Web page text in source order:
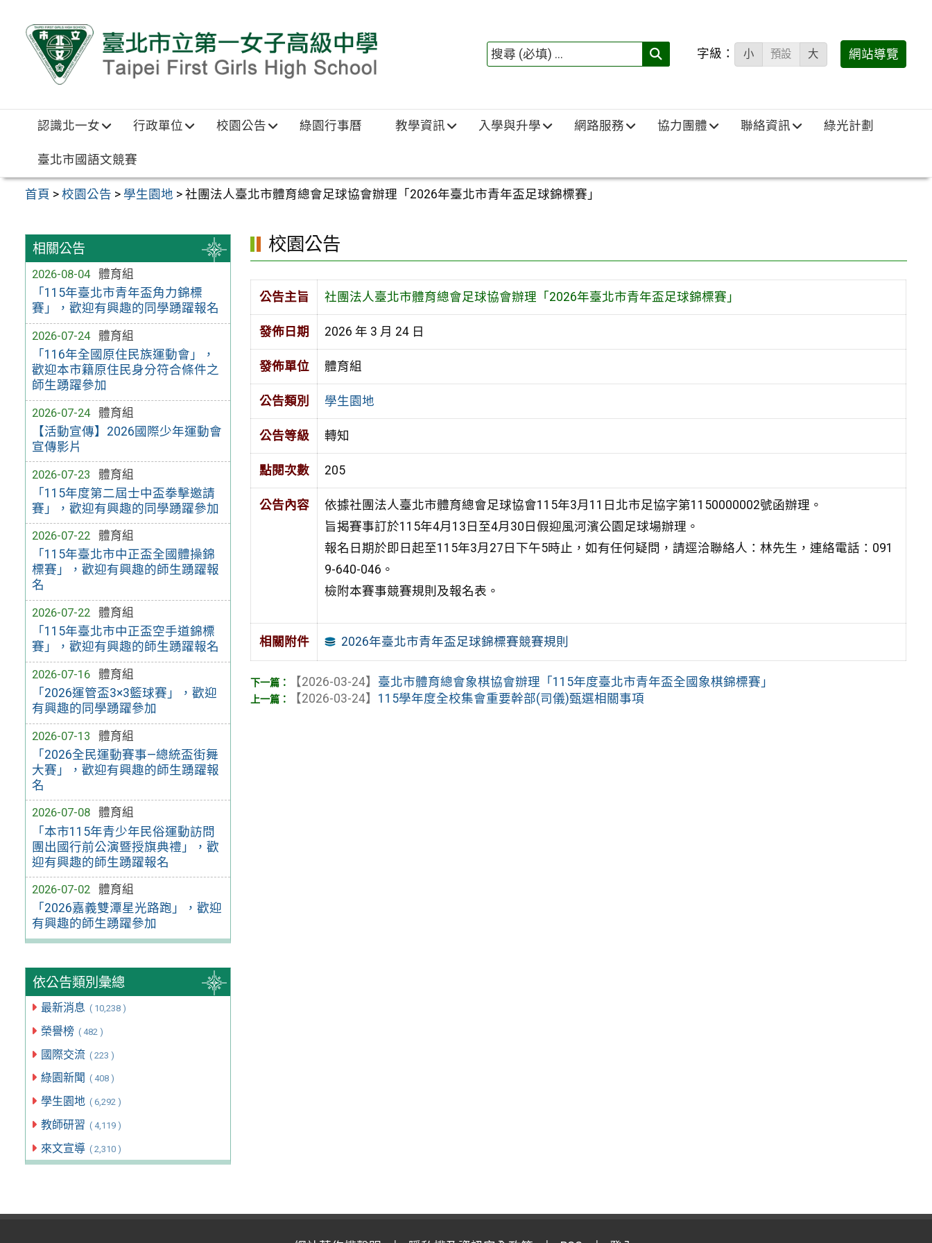
搜
填)：
字級： 小 預設 大 網站導覽
認識北一女 行政單位 校園公告 綠園行事曆 教學資訊 入學與升學 網路服務 協力團體 聯絡資訊 綠光計劃
臺北市國語文競賽
首頁 >校園公告 > 學生園地 >社團法人臺北市體育總會足球協會辦理「2026年臺北市青年盃足球錦標賽」
相關公告
2026-08-04
體育組
「115年臺北市青年盃角力錦標
賽」，歡迎有興趣的同學踴躍報名
2026-07-24
體育組
「116年全國原住民族運動會」，
歡迎本市籍原住民身分符合條件之
師生踴躍參加
2026-07-24
體育組
【活動宣傳】2026國際少年運動會
宣傳影片
2026-07-23
體育組
「115年度第二屆士中盃拳擊邀請
賽」，歡迎有興趣的同學踴躍參加
2026-07-22
體育組
「115年臺北市中正盃全國體操錦
標賽」，歡迎有興趣的師生踴躍報
名
2026-07-22
體育組
「115年臺北市中正盃空手道錦標
賽」，歡迎有興趣的師生踴躍報名
2026-07-16
體育組
「2026運管盃3×3籃球賽」，歡迎
有興趣的同學踴躍參加
2026-07-13
體育組
「2026全民運動賽事—總統盃街舞
大賽」，歡迎有興趣的師生踴躍報
名
2026-07-08
體育組
「本市115年青少年民俗運動訪問
團出國行前公演暨授旗典禮」，歡
迎有興趣的師生踴躍報名
2026-07-02
體育組
「2026嘉義雙潭星光路跑」，歡迎
有興趣的師生踴躍參加
依公告類別彙總
最新消息 ( 10,238 )
榮譽榜 ( 482 )
國際交流 ( 223 )
綠園新聞 ( 408 )
學生園地 ( 6,292 )
教師研習 ( 4,119 )
來文宣導 ( 2,310 )
校園公告
公告主旨 社團法人臺北市體育總會足球協會辦理「2026年臺北市青年盃足球錦標賽」
發佈日期 2026 年 3 月 24 日
發佈單位 體育組
公告類別 學生園地
公告等級 轉知
點閱次數 205
公告內容
依據社團法人臺北市體育總會足球協會115年3月11日北市足協字第1150000002號函辦理。
旨揭賽事訂於115年4月13日至4月30日假迎風河濱公園足球場辦理。
報名日期於即日起至115年3月27日下午5時止，如有任何疑問，請逕洽聯絡人：林先生，連絡電話：091
9-640-046。
檢附本賽事競賽規則及報名表。
相關附件 2026年臺北市青年盃足球錦標賽競賽規則
【2026-03-24】 臺北市體育總會象棋協會辦理「115年度臺北市青年盃全國象棋錦標賽」
【2026-03-24】 115學年度全校集會重要幹部(司儀)甄選相關事項